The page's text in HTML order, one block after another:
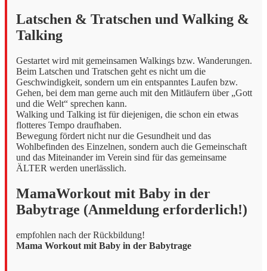
Latschen & Tratschen und Walking &
Talking
Gestartet wird mit gemeinsamen Walkings bzw. Wanderungen.
Beim Latschen und Tratschen geht es nicht um die
Geschwindigkeit, sondern um ein entspanntes Laufen bzw.
Gehen, bei dem man gerne auch mit den Mitläufern über „Gott
und die Welt“ sprechen kann.
Walking und Talking ist für diejenigen, die schon ein etwas
flotteres Tempo draufhaben.
Bewegung fördert nicht nur die Gesundheit und das
Wohlbefinden des Einzelnen, sondern auch die Gemeinschaft
und das Miteinander im Verein sind für das gemeinsame
ÄLTER werden unerlässlich.
MamaWorkout mit Baby in der
Babytrage (Anmeldung erforderlich!)
empfohlen nach der Rückbildung!
Mama Workout mit Baby in der Babytrage